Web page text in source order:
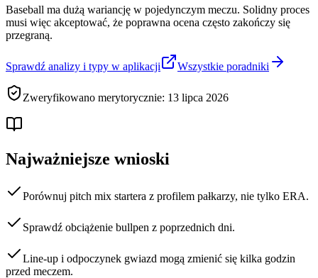
Baseball ma dużą wariancję w pojedynczym meczu. Solidny proces
musi więc akceptować, że poprawna ocena często zakończy się
przegraną.
Sprawdź analizy i typy w aplikacji Wszystkie poradniki
Zweryfikowano merytorycznie: 13 lipca 2026
Najważniejsze wnioski
Porównuj pitch mix startera z profilem pałkarzy, nie tylko ERA.
Sprawdź obciążenie bullpen z poprzednich dni.
Line-up i odpoczynek gwiazd mogą zmienić się kilka godzin
przed meczem.